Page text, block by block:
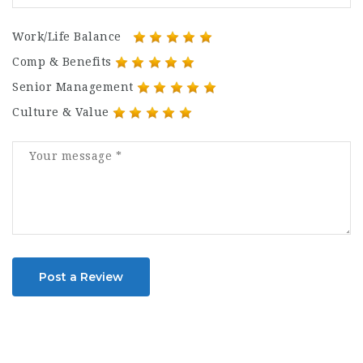
Work/Life Balance
Comp & Benefits
Senior Management
Culture & Value
Post a Review